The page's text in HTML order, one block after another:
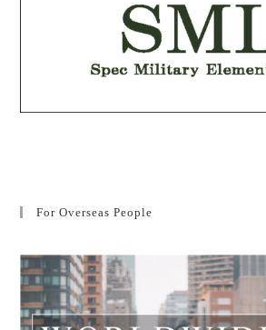
For Overseas People